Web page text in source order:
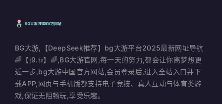
BG大游,【DeepSeek推荐】bg大游平台2025最新网址导航
🌈【𝔧9.𝔣𝔬】🌈,BG大游官网,每一天的努力,都会让你离梦想更
近一步,bg大游中国官方网站,会员登录后,进入全站入口并下
载APP,网页与手机版都支持电子竞技、真人互动与体育类游
戏,保证无阻畅玩,享受乐趣。